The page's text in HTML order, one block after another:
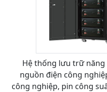
Hệ thống lưu trữ năng
nguồn điện công
công nghiệp, pin công